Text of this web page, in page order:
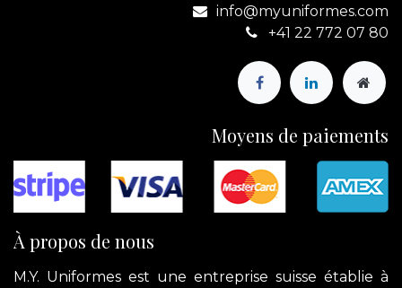
info@myuniformes.com
+41 22 772 07 80
Moyens de paiements
À propos de nous
M.Y. Uniformes est une entreprise suisse établie à